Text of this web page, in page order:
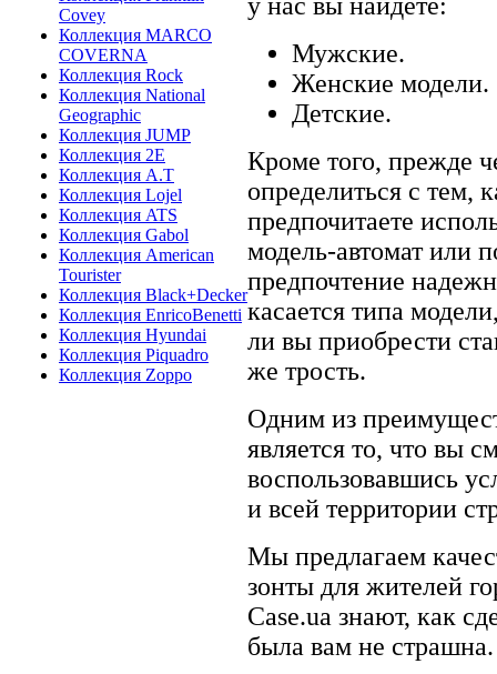
Covey
Коллекция MARCO
COVERNA
Коллекция Rock
Коллекция National
Geographic
Коллекция JUMP
Коллекция 2E
Коллекция A.T
Коллекция Lojel
Коллекция ATS
Коллекция Gabol
Коллекция American
Tourister
Коллекция Black+Decker
Коллекция EnricoBenetti
Коллекция Hyundai
Коллекция Piquadro
Коллекция Zoppo
у нас вы найдете:
Мужские.
Женские модели.
Детские.
Кроме того, прежде
определиться с тем,
предпочитаете
модель-автомат или
предпочтение
касается типа
ли вы приобрести
же трость.
Одним из
является то, что вы
воспользовавшись
и всей территории
Мы предлагаем
зонты для жителей
Case.ua знают, как
была вам не страшна.